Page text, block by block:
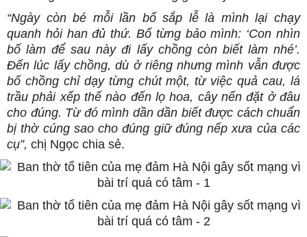
“Ngày còn bé mỗi lần bố sắp lễ là mình lại chạy
quanh hỏi han đủ thứ. Bố từng bảo mình: ‘Con nhìn
bố làm để sau này đi lấy chồng còn biết làm nhé’.
Đến lúc lấy chồng, dù ở riêng nhưng mình vẫn được
bố chồng chỉ dạy từng chút một, từ việc quả cau, lá
trầu phải xếp thế nào đến lọ hoa, cây nến đặt ở đâu
cho đúng. Từ đó mình dần dần biết được cách chuẩn
bị thờ cúng sao cho đúng giữ đúng nếp xưa của các
cụ”, chị Ngọc chia sẻ.